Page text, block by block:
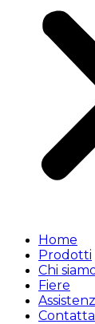
Home
Prodotti
Chi
Fiere